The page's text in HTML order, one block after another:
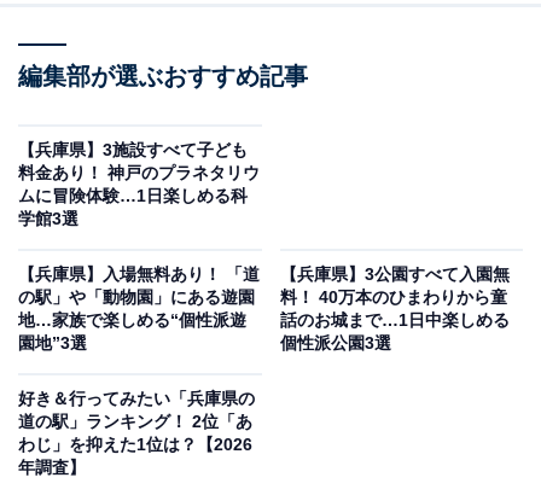
馬体験・馬事公苑など、スポーツ施設も充実していま
バーベキューサイトやオートキャンプ場（有料・要予
約）も人気で、手ぶらでアウトドアを満喫できます。遊
んだあとは、緑に囲まれた「ジャングル温泉しあわせの
湯」で10種類のお風呂でリフレッシュ（日帰り入浴・大
人800円）。
連れにも重宝されています。「しあわせマルシェ」で地
場野菜も購入できます。三宮から車でわずか25分とアク
セスも良好です。
編集部が選ぶおすすめ記事
【兵庫県】3施設すべて子ども
料金あり！ 神戸のプラネタリウ
ムに冒険体験…1日楽しめる科
学館3選
【兵庫県】入場無料あり！ 「道
の駅」や「動物園」にある遊園
地…家族で楽しめる“個性派遊
園地”3選
【兵庫県】3公園すべて入園無
料！ 40万本のひまわりから童
話のお城まで…1日中楽しめる
個性派公園3選
好き＆行ってみたい「兵庫県の
道の駅」ランキング！ 2位「あ
わじ」を抑えた1位は？【2026
年調査】